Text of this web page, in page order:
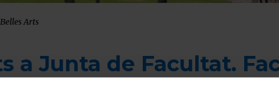
Arts
a Junta de Facultat.